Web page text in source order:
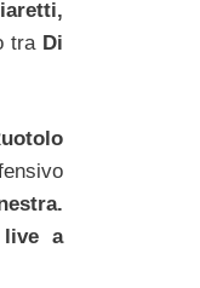
tra Di
live a